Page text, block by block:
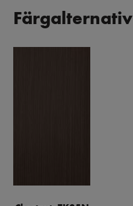
Färgalternativ